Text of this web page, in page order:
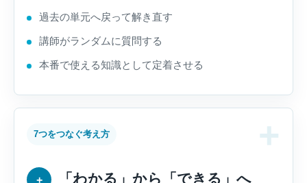
過去の単元へ戻って解き直す
講師がランダムに質問する
本番で使える知識として定着させる
7つをつなぐ考え方
+ 「わかる」から「できる」へ